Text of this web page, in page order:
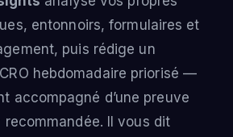
entonnoirs, formulaires et
puis rédige un
hebdomadaire priorisé —
accompagné d’une preuve
recommandée. Il vous dit